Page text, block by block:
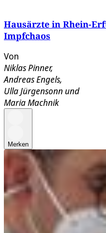
Hausärzte in Rhein-
Impfchaos
Von
Niklas Pinner,
Andreas Engels,
Ulla Jürgensonn und
Maria Machnik
Merken